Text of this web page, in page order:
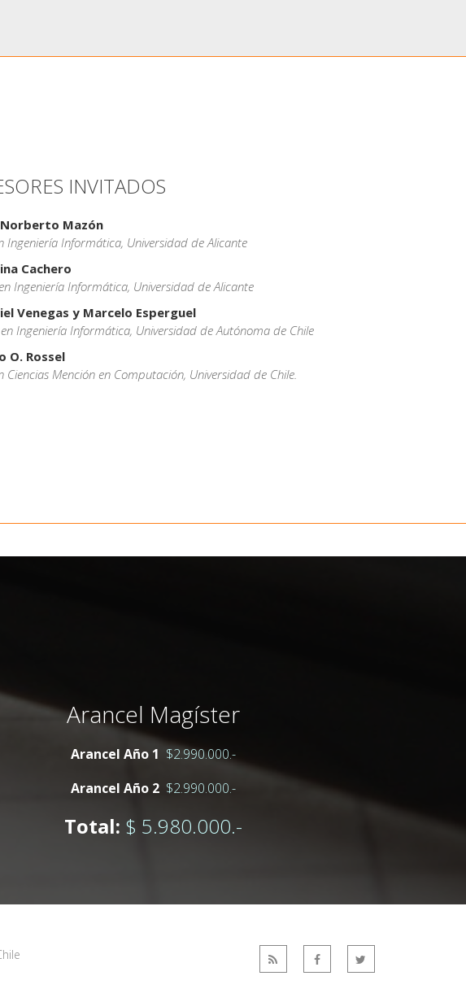
INVITADOS
Norberto Mazón
Ingeniería Informática, Universidad de Alicante
Cachero
Ingeniería Informática, Universidad de Alicante
Venegas y Marcelo Esperguel
Ingeniería Informática, Universidad de Autónoma de Chile
O. Rossel
Ciencias Mención en Computación, Universidad de Chile.
Arancel Magíster
Arancel Año 1 $2.990.000.-
Arancel Año 2 $2.990.000.-
Total: $ 5.980.000.-